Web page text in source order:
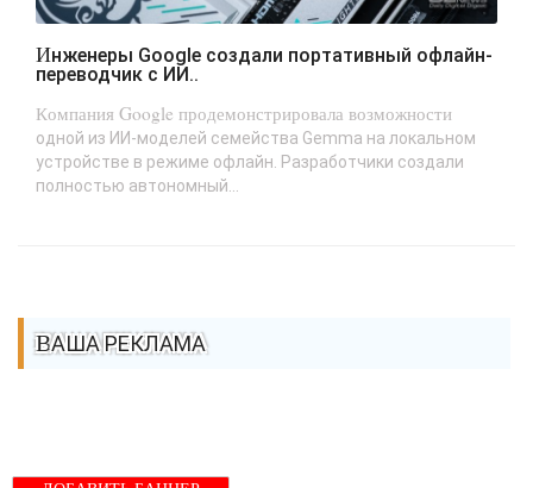
Инженеры Google создали портативный офлайн-
переводчик с ИИ..
Компания Google продемонстрировала возможности
одной из ИИ-моделей семейства Gemma на локальном
устройстве в режиме офлайн. Разработчики создали
полностью автономный...
ВАША РЕКЛАМА